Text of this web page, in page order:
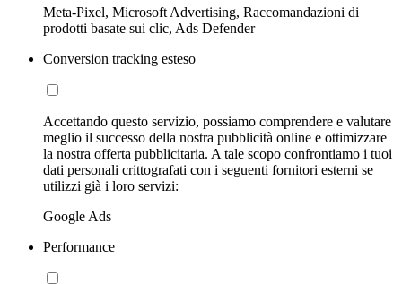
Meta-Pixel, Microsoft Advertising, Raccomandazioni di
prodotti basate sui clic, Ads Defender
Conversion tracking esteso
Accettando questo servizio, possiamo comprendere e valutare
meglio il successo della nostra pubblicità online e ottimizzare
la nostra offerta pubblicitaria. A tale scopo confrontiamo i tuoi
dati personali crittografati con i seguenti fornitori esterni se
utilizzi già i loro servizi:
Google Ads
Performance